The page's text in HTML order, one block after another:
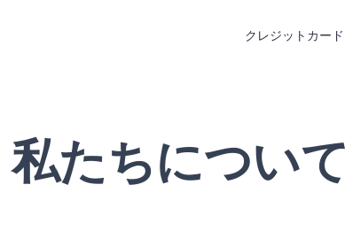
クレジットカード
私たちについて